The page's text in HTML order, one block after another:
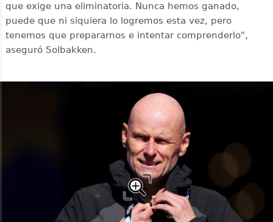
que exige una eliminatoria. Nunca hemos ganado,
puede que ni siquiera lo logremos esta vez, pero
tenemos que prepararnos e intentar comprenderlo",
aseguró Solbakken.